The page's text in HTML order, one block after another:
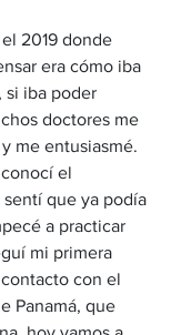
2019 donde
era cómo iba
si iba poder
doctores me
me entusiasmé.
el
que ya podía
a practicar
mi primera
con el
Panamá, que